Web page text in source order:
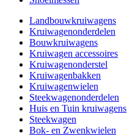
Landbouwkruiwagens
Kruiwagenonderdelen
Bouwkruiwagens
Kruiwagen accessoires
Kruiwagenonderstel
Kruiwagenbakken
Kruiwagenwielen
Steekwagenonderdelen
Huis en Tuin kruiwagens
Steekwagen
Bok- en Zwenkwielen